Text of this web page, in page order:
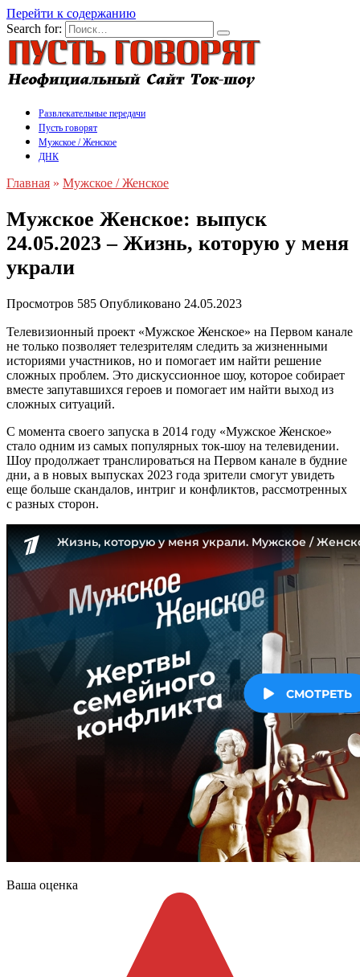
Перейти к содержанию
Search for:
Развлекательные передачи
Пусть говорят
Мужское / Женское
ДНК
Главная » Мужское / Женское
Мужское Женское: выпуск
24.05.2023 – Жизнь, которую у меня
украли
Просмотров 585 Опубликовано 24.05.2023
Телевизионный проект «Мужское Женское» на Первом канале
не только позволяет телезрителям следить за жизненными
историями участников, но и помогает им найти решение
сложных проблем. Это дискуссионное шоу, которое собирает
вместе запутавшихся героев и помогает им найти выход из
сложных ситуаций.
С момента своего запуска в 2014 году «Мужское Женское»
стало одним из самых популярных ток-шоу на телевидении.
Шоу продолжает транслироваться на Первом канале в будние
дни, а в новых выпусках 2023 года зрители смогут увидеть
еще больше скандалов, интриг и конфликтов, рассмотренных
с разных сторон.
Ваша оценка